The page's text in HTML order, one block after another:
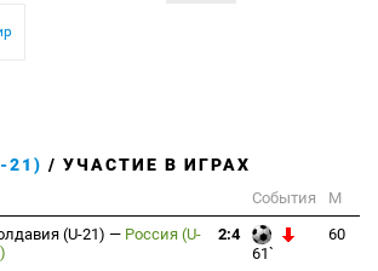
21) / УЧАСТИЕ В ИГРАХ
События
М
(U-21) — Россия (U-
2:4
61`
60